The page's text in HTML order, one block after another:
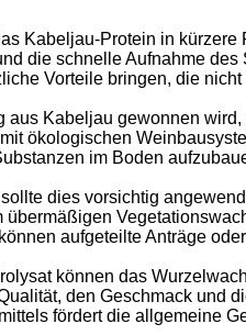
Kabeljau-Protein in kürzere
die schnelle Aufnahme des
Vorteile bringen, die
aus Kabeljau gewonnen
ökologischen
im Boden
dies vorsichtig
aufgeteilte Anträge
können das
den Geschmack und
fördert die allgemeine